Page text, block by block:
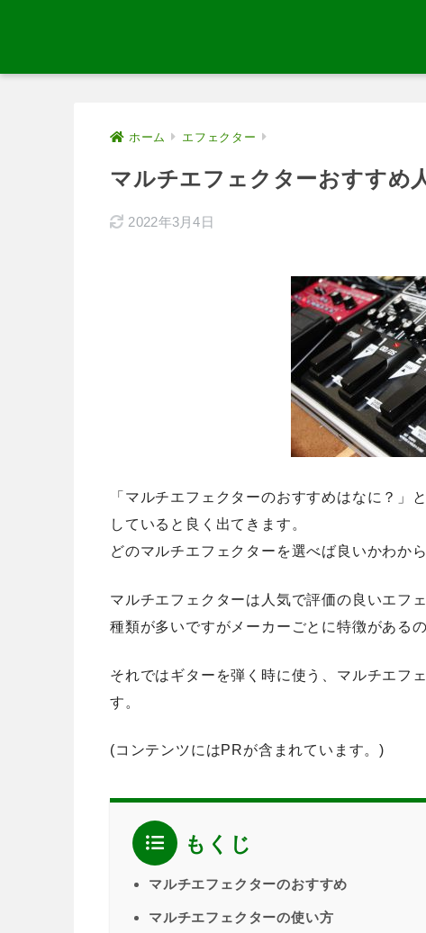
ホーム エフェクター
マルチエフェクターおすすめ
2022年3月4日
「マルチエフェクターのおすすめはなに？」
していると良く出てきます。
どのマルチエフェクターを選べば良いかわか
マルチエフェクターは人気で評価の良いエフ
種類が多いですが メーカーごとに特徴がある
それではギターを弾く時に使う、マルチエフ
す。
(コンテンツにはPRが含まれています。)
もくじ
マルチエフェクターのおすすめ
マルチエフェクターの使い方